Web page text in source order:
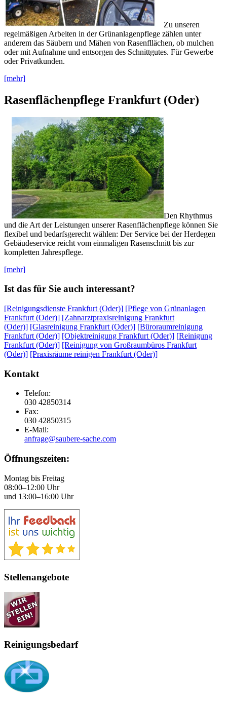
Zu unseren
regelmäßigen Arbeiten in der Grünanlagenpflege zählen unter
anderem das Säubern und Mähen von Rasenfllächen, ob mulchen
oder mit Aufnahme und entsorgen des Schnittgutes. Für Gewerbe
oder Privatkunden.
[mehr]
Rasenflächenpflege Frankfurt (Oder)
Den Rhythmus
und die Art der Leistungen unserer Rasenflächenpflege können Sie
flexibel und bedarfsgerecht wählen: Der Service bei der Herdegen
Gebäudeservice reicht vom einmaligen Rasenschnitt bis zur
kompletten Jahrespflege.
[mehr]
Ist das für Sie auch interessant?
[Reinigungsdienste Frankfurt (Oder)] [Pflege von Grünanlagen
Frankfurt (Oder)] [Zahnarztpraxisreinigung Frankfurt
(Oder)] [Glasreinigung Frankfurt (Oder)] [Büroraumreinigung
Frankfurt (Oder)] [Objektreinigung Frankfurt (Oder)] [Reinigung
Frankfurt (Oder)] [Reinigung von Großraumbüros Frankfurt
(Oder)] [Praxisräume reinigen Frankfurt (Oder)]
Kontakt
Telefon:
030 42850314
Fax:
030 42850315
E-Mail:
anfrage@saubere-sache.com
Öffnungszeiten:
Montag bis Freitag
08:00–12:00 Uhr
und 13:00–16:00 Uhr
Stellenangebote
Reinigungsbedarf